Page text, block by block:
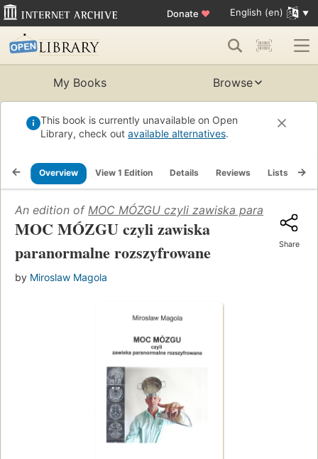
Donate ♥ English (en)
My Books Browse
This book is currently unavailable on Open
Library, check out available alternatives.
Overview View 1 Edition Details Reviews Lists
An edition of MOC MÓZGU czyli zawiska
MOC MÓZGU czyli zawiska
paranormalne rozszyfrowane
by Miroslaw Magola
Share